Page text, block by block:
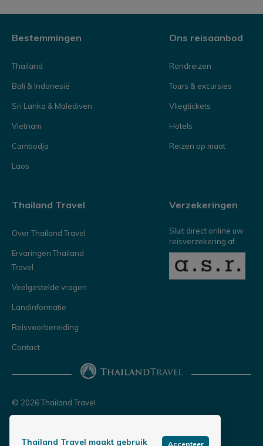
Bestemmingen
Thailand
Bali & Indonesië
Sri Lanka & Malediven
Vietnam
Cambodja
Laos
Ons reisaanbod
Rondreizen
Tours & excursies
Vliegtickets
Hotels
Reizen op maat
Thailand Travel
Over Thailand Travel
Ervaringen Thailand
Travel
Veelgestelde vragen
Landinformatie
Reisvoorbereiding
Contact
Verzekeringen
Sluit direct online uw
reisverzekering af
© 2026 Thailand Travel
Copyright & disclaimer
Thailand Travel maakt gebruik Accepteer